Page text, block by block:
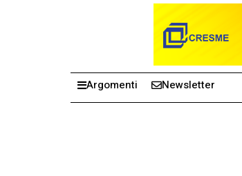
Argomenti Newsletter